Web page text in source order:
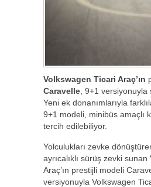
Volkswagen Ticari Araç’ın
Caravelle , 9+1 versiyonuyla
Yeni ek donanımlarıyla
9+1 modeli, minibüs amaçlı
tercih edilebiliyor.
Yolculukları zevke
ayrıcalıklı sürüş zevki
Araç’ın prestijli modeli
versiyonuyla Volkswagen